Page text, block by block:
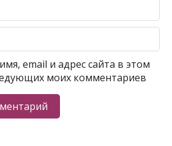
email и адрес сайта в этом
моих комментариев